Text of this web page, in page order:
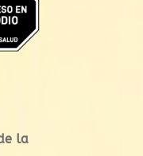
la